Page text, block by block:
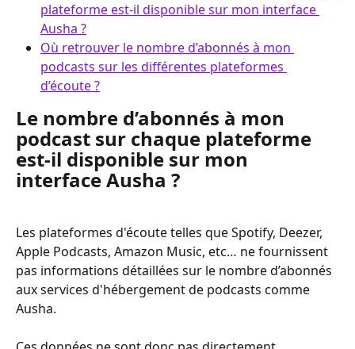
plateforme est-il disponible sur mon interface
Ausha ?
Où retrouver le nombre d’abonnés à mon
podcasts sur les différentes plateformes
d’écoute ?
Le nombre d’abonnés à mon
podcast sur chaque plateforme
est-il disponible sur mon
interface Ausha ?
Les plateformes d'écoute telles que Spotify, Deezer,
Apple Podcasts, Amazon Music, etc… ne fournissent
pas informations détaillées sur le nombre d’abonnés
aux services d'hébergement de podcasts comme
Ausha.